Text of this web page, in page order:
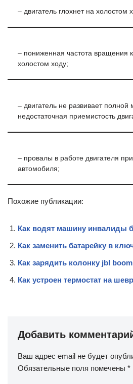
– двигатель глохнет на холостом
– пониженная частота вращения
холостом ходу;
– двигатель не развивает полной
недостаточная приемистость
– провалы в работе двигателя
автомобиля;
Похожие публикации:
Как водят машину инвалиды
Как заменить батарейку в
Как зарядить колонку jbl
Как устроен термостат на
Добавить
Ваш адрес email не будет
Обязательные поля помечены *